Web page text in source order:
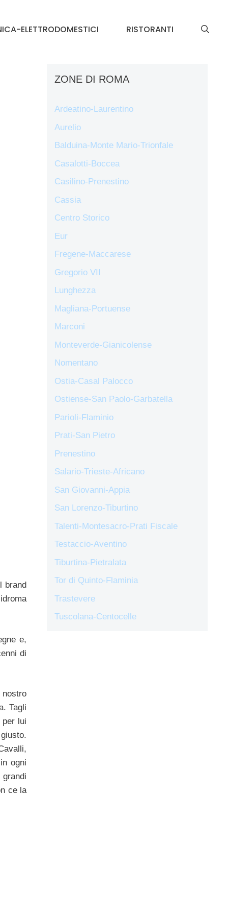
ELETTRODOMESTICI RISTORANTI
brand
e,
di
nostro
Tagli
per lui
ogni
ce la
ZONE DI ROMA
Ardeatino-Laurentino
Aurelio
Balduina-Monte Mario-Trionfale
Casalotti-Boccea
Casilino-Prenestino
Cassia
Centro Storico
Eur
Fregene-Maccarese
Gregorio VII
Lunghezza
Magliana-Portuense
Marconi
Monteverde-Gianicolense
Nomentano
Ostia-Casal Palocco
Ostiense-San Paolo-Garbatella
Parioli-Flaminio
Prati-San Pietro
Prenestino
Salario-Trieste-Africano
San Giovanni-Appia
San Lorenzo-Tiburtino
Talenti-Montesacro-Prati Fiscale
Testaccio-Aventino
Tiburtina-Pietralata
Tor di Quinto-Flaminia
Trastevere
Tuscolana-Centocelle